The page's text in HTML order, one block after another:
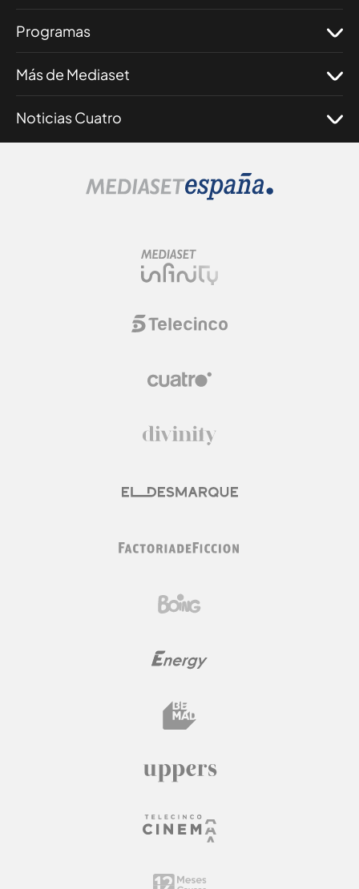
Programas
Más de Mediaset
Noticias Cuatro